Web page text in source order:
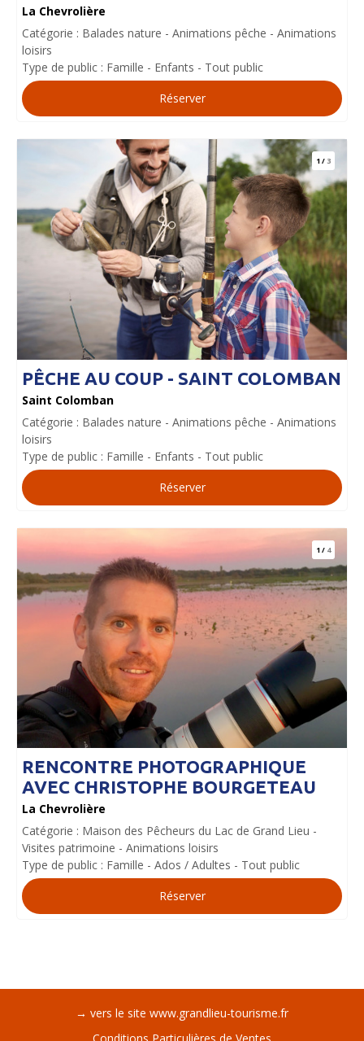
La Chevrolière
Catégorie : Balades nature Animations pêche
Animations
loisirs
Type de public : Famille Enfants
Tout public
Réserver
1/ 3
PÊCHE AU COUP - SAINT COLOMBAN
Saint Colomban
Catégorie : Balades nature Animations pêche
Animations
loisirs
Type de public : Famille Enfants
Tout public
Réserver
1/ 4
RENCONTRE PHOTOGRAPHIQUE
AVEC CHRISTOPHE BOURGETEAU
La Chevrolière
Catégorie : Maison des Pêcheurs du Lac de Grand Lieu
Visites patrimoine
Animations loisirs
Type de public : Famille Ados / Adultes
Tout public
Réserver
→ vers le site www.grandlieu-tourisme.fr